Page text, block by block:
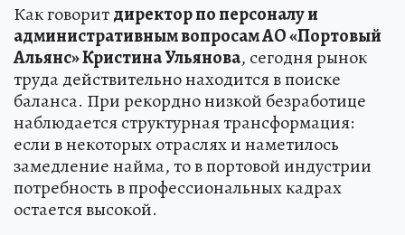
Как говоритдиректор по персоналу и
административным вопросам АО «Портовый
Альянс» Кристина Ульянова, сегодня рынок
труда действительно находится в поиске
баланса. При рекордно низкой безработице
наблюдается структурная трансформация:
если в некоторых отраслях и наметилось
замедление найма, то в портовой индустрии
потребность в профессиональных кадрах
остается высокой.